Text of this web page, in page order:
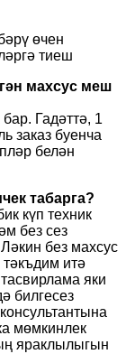
өчен
тиеш
махсус меш
Гадәттә, 1
заказ буенча
белән
табарга?
күп техник
без сез
без махсус
итә
яки
билгесез
мөмкинлек
яраклылыгын